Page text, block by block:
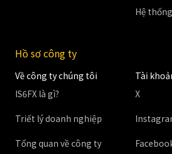
Hệ
Hồ sơ công ty
Về công ty chúng tôi
IS6FX là gì?
Triết lý doanh nghiệp
Tổng quan về công ty
Tài
X